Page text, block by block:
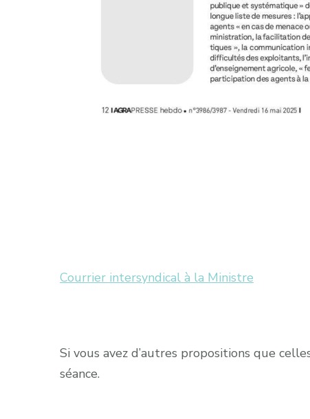
Courrier intersyndical à la Ministre
Si vous avez d’autres propositions que
séance.